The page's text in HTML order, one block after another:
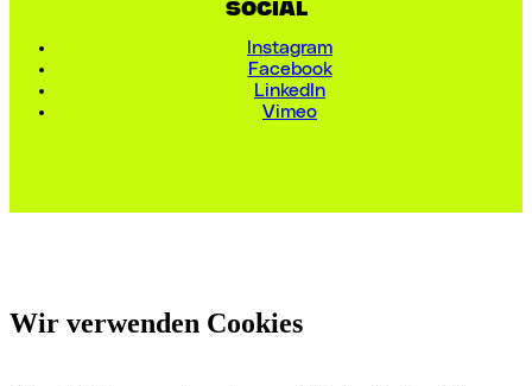
SOCIAL
Instagram
Facebook
LinkedIn
Vimeo
Wir verwenden Cookies